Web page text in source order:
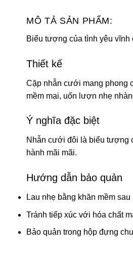
MÔ TẢ SẢN PHẨM:
Biểu tượng của tình yêu vĩnh
Thiết kế
Cặp nhẫn cưới mang phong
mềm mại, uốn lượn nhẹ
Ý nghĩa đặc biệt
Nhẫn cưới đôi là biểu tượng
hành mãi mãi.
Hướng dẫn bảo quản
Lau nhẹ bằng khăn mềm
Tránh tiếp xúc với hóa chất
Bảo quản trong hộp đựng